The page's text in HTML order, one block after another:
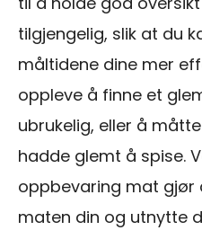
tilgjengelig, slik at du
måltidene dine mer
oppleve å finne et
ubrukelig, eller å
hadde glemt å spise.
oppbevaring mat gjør
maten din og utnytte